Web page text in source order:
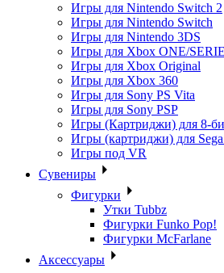
Игры для Nintendo Switch 2
Игры для Nintendo Switch
Игры для Nintendo 3DS
Игры для Xbox ONE/
Игры для Xbox Original
Игры для Xbox 360
Игры для Sony PS Vita
Игры для Sony PSP
Игры (Картриджи) для 8-
Игры (картриджи) для
Игры под VR
Сувениры
Фигурки
Утки Tubbz
Фигурки Funko Pop!
Фигурки McFarlane
Аксессуары